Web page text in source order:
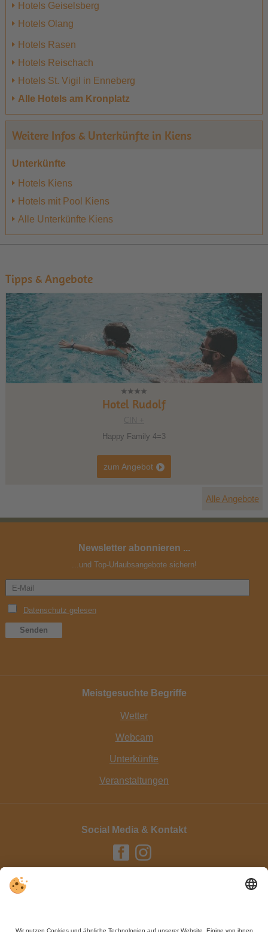
Hotels Geiselsberg
Hotels Olang
Hotels Rasen
Hotels Reischach
Hotels St. Vigil in Enneberg
Alle Hotels am Kronplatz
Weitere Infos & Unterkünfte in Kiens
Unterkünfte
Hotels Kiens
Hotels mit Pool Kiens
Alle Unterkünfte Kiens
Tipps & Angebote
Hotel Rudolf
Happy Family 4=3
zum Angebot
1 2
Alle Angebote
Newsletter abonnieren ...
...und Top-Urlaubsangebote sichern!
Meistgesuchte Begriffe
Wetter
Webcam
Unterkünfte
Veranstaltungen
Social Media & Kontakt
Sitemap